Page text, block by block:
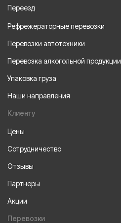
Переезд
Рефрежераторные перевозки
Перевозки автотехники
Перевозка алкогольной продукции
Упаковка груза
Наши направления
Клиенту
Цены
Сотрудничество
Отзывы
Партнеры
Акции
Перевозки